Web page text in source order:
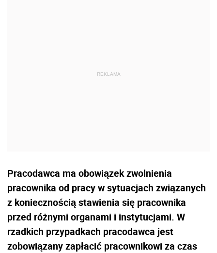
Pracodawca ma obowiązek zwolnienia
pracownika od pracy w sytuacjach związanych
z koniecznością stawienia się pracownika
przed różnymi organami i instytucjami. W
rzadkich przypadkach pracodawca jest
zobowiązany zapłacić pracownikowi za czas